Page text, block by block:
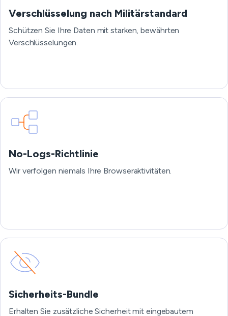
Verschlüsselung nach Militärstandard
Schützen Sie Ihre Daten mit starken, bewährten
Verschlüsselungen.
No-Logs-Richtlinie
Wir verfolgen niemals Ihre Browseraktivitäten.
Sicherheits-Bundle
Erhalten Sie zusätzliche Sicherheit mit eingebautem